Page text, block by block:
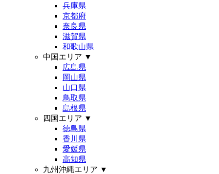
兵庫県
京都府
奈良県
滋賀県
和歌山県
中国エリア ▼
広島県
岡山県
山口県
鳥取県
島根県
四国エリア ▼
徳島県
香川県
愛媛県
高知県
九州沖縄エリア ▼